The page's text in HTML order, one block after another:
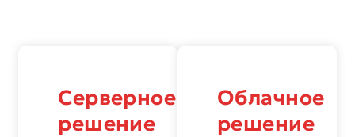
Серверное
решение
Облачное
решение